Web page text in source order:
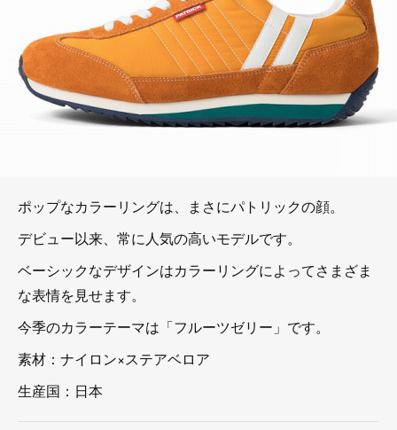
ポップなカラーリングは、まさにパトリックの顔。
デビュー以来、常に人気の高いモデルです。
ベーシックなデザインはカラーリングによってさまざま
な表情を見せます。
今季のカラーテーマは「フルーツゼリー」です。
素材：ナイロン×ステアベロア
生産国：日本